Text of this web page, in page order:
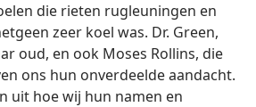
die rieten rugleuningen en
zeer koel was. Dr. Green,
oud, en ook Moses Rollins, die
ons hun onverdeelde aandacht.
uit hoe wij hun namen en